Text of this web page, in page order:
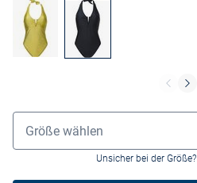
Größenauswahl
Größe wählen
Unsicher bei der Größe?